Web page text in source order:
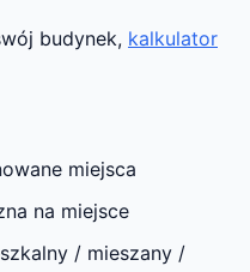
budynek, kalkulator
miejsca
na miejsce
/ mieszany /